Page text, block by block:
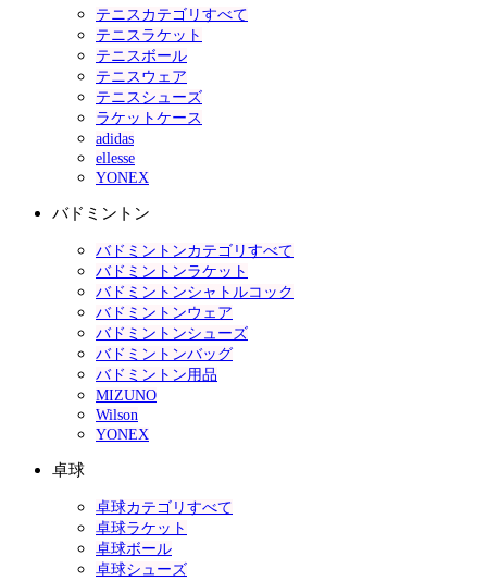
テニスカテゴリすべて
テニスラケット
テニスボール
テニスウェア
テニスシューズ
ラケットケース
adidas
ellesse
YONEX
バドミントン
バドミントンカテゴリすべて
バドミントンラケット
バドミントンシャトルコック
バドミントンウェア
バドミントンシューズ
バドミントンバッグ
バドミントン用品
MIZUNO
Wilson
YONEX
卓球
卓球カテゴリすべて
卓球ラケット
卓球ボール
卓球シューズ